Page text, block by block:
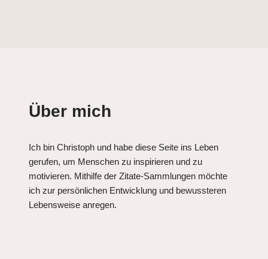
Über mich
Ich bin Christoph und habe diese Seite ins Leben
gerufen, um Menschen zu inspirieren und zu
motivieren. Mithilfe der Zitate-Sammlungen möchte
ich zur persönlichen Entwicklung und bewussteren
Lebensweise anregen.